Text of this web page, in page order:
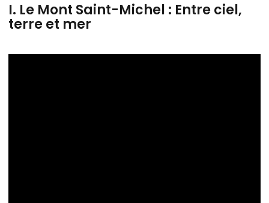
I. Le Mont Saint-Michel : Entre ciel,
terre et mer